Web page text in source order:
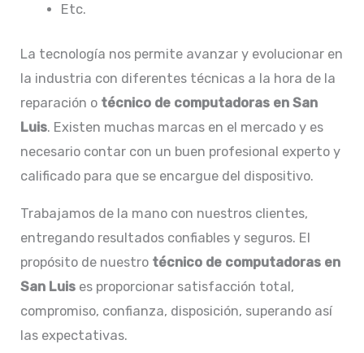
Etc.
La tecnología nos permite avanzar y evolucionar en
la industria con diferentes técnicas a la hora de la
reparación o técnico de computadoras en San
Luis. Existen muchas marcas en el mercado y es
necesario contar con un buen profesional experto y
calificado para que se encargue del dispositivo.
Trabajamos de la mano con nuestros clientes,
entregando resultados confiables y seguros. El
propósito de nuestro técnico de computadoras en
San Luis es proporcionar satisfacción total,
compromiso, confianza, disposición, superando así
las expectativas.